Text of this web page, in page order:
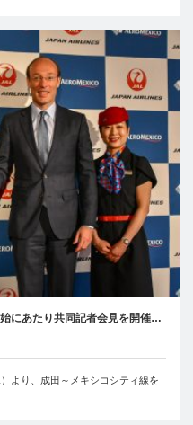
にあたり共同記者会見を開催…
より、成田～メキシコシティ線を